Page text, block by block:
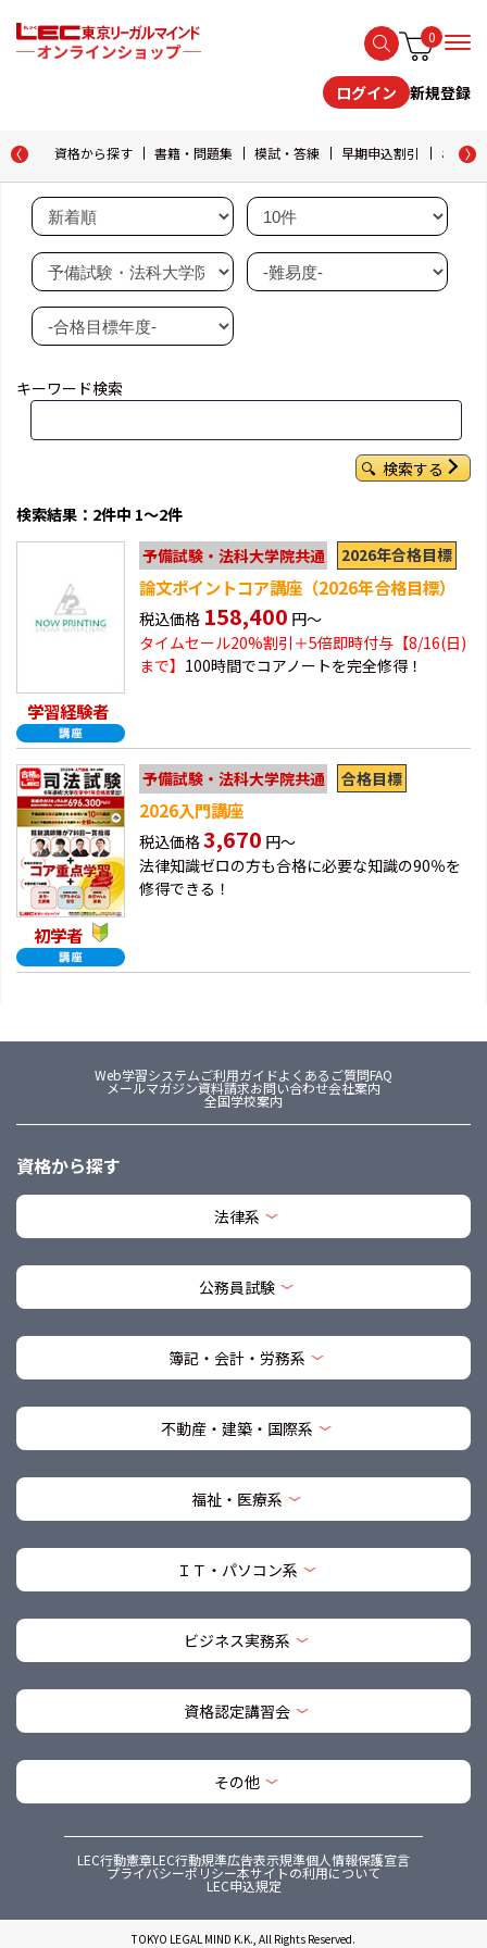
0
ログイン 新規登録
資格から探す 書籍・問題集 模試・答練 早期申込割引 おため
キーワード検索
検索する
検索結果：2件中 1～2件
学習経験者
予備試験・法科大学院共通 2026年合格目標
論文ポイントコア講座（2026年合格目標）
税込価格 158,400 円～
タイムセール20%割引＋5倍即時付与【8/16(日)
まで】 100時間でコアノートを完全修得！
初学者
予備試験・法科大学院共通 合格目標
2026入門講座
税込価格3,670 円～
法律知識ゼロの方も合格に必要な知識の90％を
修得できる！
Web学習システムご利用ガイドよくあるご質問FAQ
メールマガジン資料請求お問い合わせ会社案内
全国学校案内
資格から探す
法律系
公務員試験
簿記・会計・労務系
不動産・建築・国際系
福祉・医療系
ＩＴ・パソコン系
ビジネス実務系
資格認定講習会
その他
LEC行動憲章LEC行動規準広告表示規準個人情報保護宣言
プライバシーポリシー本サイトの利用について
LEC申込規定
TOKYO LEGAL MIND K.K., All Rights Reserved.